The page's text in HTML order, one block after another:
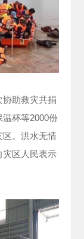
助救灾共捐
杯等2000份
区。洪水无情
灾区人民表示